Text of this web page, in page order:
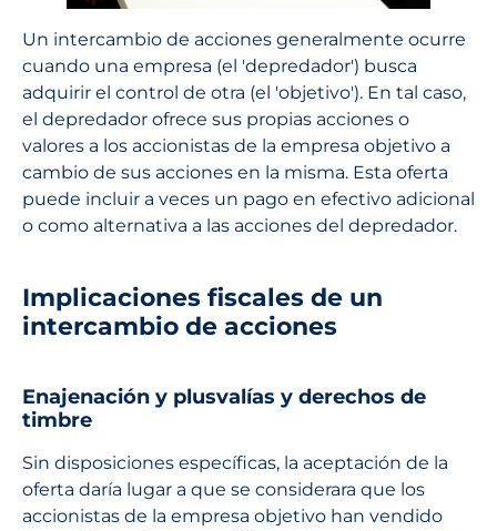
Un intercambio de acciones generalmente ocurre
cuando una empresa (el 'depredador') busca
adquirir el control de otra (el 'objetivo'). En tal caso,
el depredador ofrece sus propias acciones o
valores a los accionistas de la empresa objetivo a
cambio de sus acciones en la misma. Esta oferta
puede incluir a veces un pago en efectivo adicional
o como alternativa a las acciones del depredador.
Implicaciones fiscales de un
intercambio de acciones
Enajenación y plusvalías y derechos de
timbre
Sin disposiciones específicas, la aceptación de la
oferta daría lugar a que se considerara que los
accionistas de la empresa objetivo han vendido